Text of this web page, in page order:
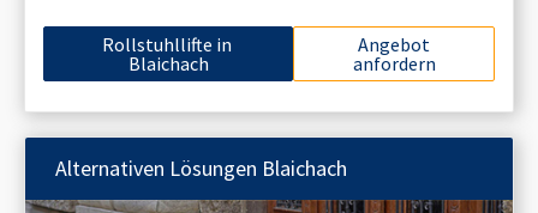
Rollstuhllifte in
Blaichach
Angebot
anfordern
Alternativen Lösungen Blaichach